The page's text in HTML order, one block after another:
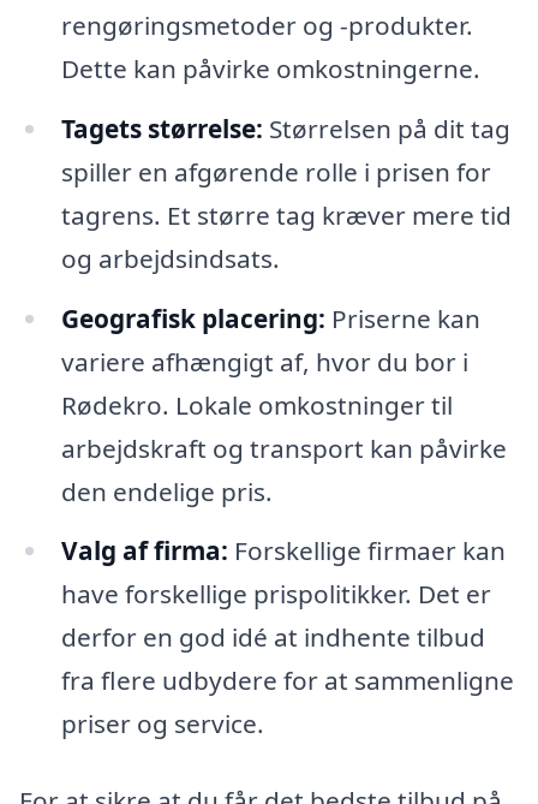
rengøringsmetoder og -produkter.
Dette kan påvirke omkostningerne.
Tagets størrelse: Størrelsen på dit tag
spiller en afgørende rolle i prisen for
tagrens. Et større tag kræver mere tid
og arbejdsindsats.
Geografisk placering: Priserne kan
variere afhængigt af, hvor du bor i
Rødekro. Lokale omkostninger til
arbejdskraft og transport kan påvirke
den endelige pris.
Valg af firma: Forskellige firmaer kan
have forskellige prispolitikker. Det er
derfor en god idé at indhente tilbud
fra flere udbydere for at sammenligne
priser og service.